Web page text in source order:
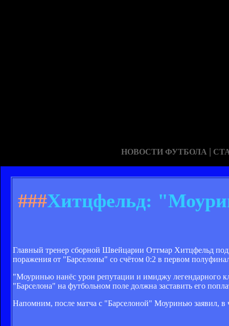
НОВОСТИ ФУТБОЛА |
###Хитцфельд:
Главный тренер сборной Швейцарии Оттмар Хитцфельд
поражения от "Барселоны" со счётом 0:2 в первом
"Моуринью нанёс урон репутации и имиджу легендарного
"Барселона" на футбольном поле должна заставить его
Напомним, после матча с "Барселоной" Моуринью заявил,